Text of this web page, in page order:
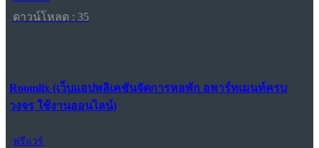
ดาวน์โหลด : 35
Roomlix (เว็บแอปพลิเคชันจัดการหอพัก อพาร์ทเมนท์ครบ
วงจร ใช้งานออนไลน์)
ฟรีแวร์